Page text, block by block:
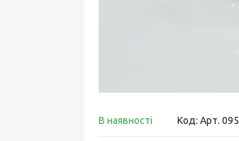
В наявності Код: Арт. 095